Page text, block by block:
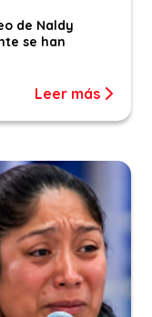
de Naldy
se han
Leer más